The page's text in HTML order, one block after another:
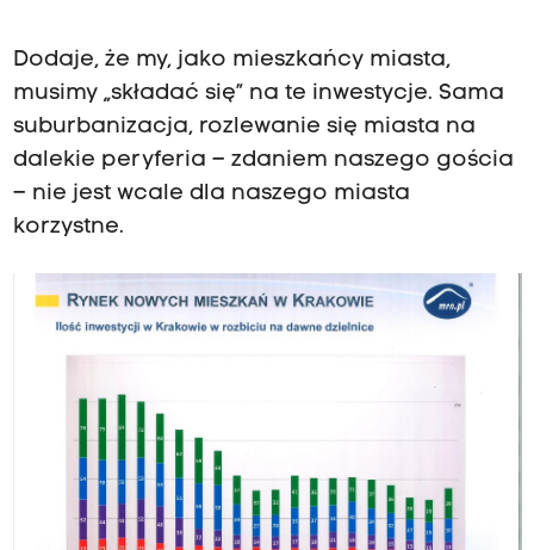
Dodaje, że my, jako mieszkańcy miasta,
musimy „składać się” na te inwestycje. Sama
suburbanizacja, rozlewanie się miasta na
dalekie peryferia – zdaniem naszego gościa
– nie jest wcale dla naszego miasta
korzystne.